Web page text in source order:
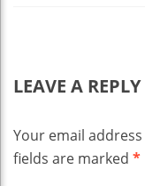
LEAVE A REPLY
Your email
fields are marked *